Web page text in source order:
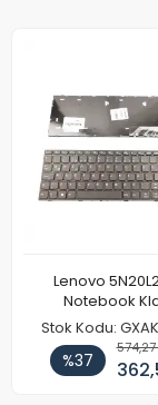
Lenovo
Notebook
Stok Kodu:
%37
574,27